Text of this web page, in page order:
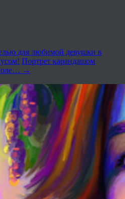
для любимой девушки в
Портрет карандашом
→